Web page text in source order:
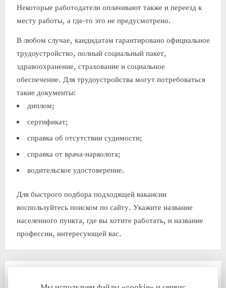
Некоторые работодатели оплачивают также и переезд к
месту работы, а где-то это не предусмотрено.
В любом случае, кандидатам гарантировано официальное
трудоустройство, полный социальный пакет,
здравоохранение, страхование и социальное
обеспечение. Для трудоустройства могут потребоваться
такие документы:
диплом;
сертификат;
справка об отсутствии судимости;
справка от врача-нарколога;
водительское удостоверение.
Для быстрого подбора подходящей вакансии
воспользуйтесь поиском по сайту. Укажите название
населенного пункта, где вы хотите работать, и название
профессии, интересующей вас.